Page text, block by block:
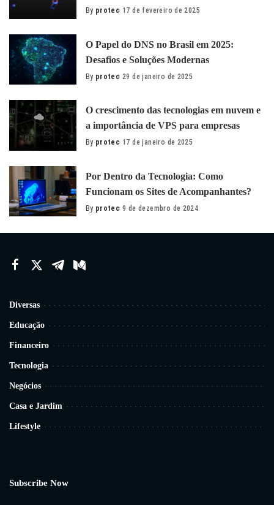
Posted
By protec 17 de fevereiro de 2025
O Papel do DNS no Brasil em 2025:
Desafios e Soluções Modernas
Posted
By protec 29 de janeiro de 2025
O сrescimento das tecnologias em nuvem e
a importância de VPS para empresas
Posted
By protec 17 de janeiro de 2025
Por Dentro da Tecnologia: Como
Funcionam os Sites de Acompanhantes?
Posted
By protec 9 de dezembro de 2024
Diversas
Educação
Financeiro
Tecnologia
Negócios
Casa e Jardim
Lifestyle
Subscribe Now